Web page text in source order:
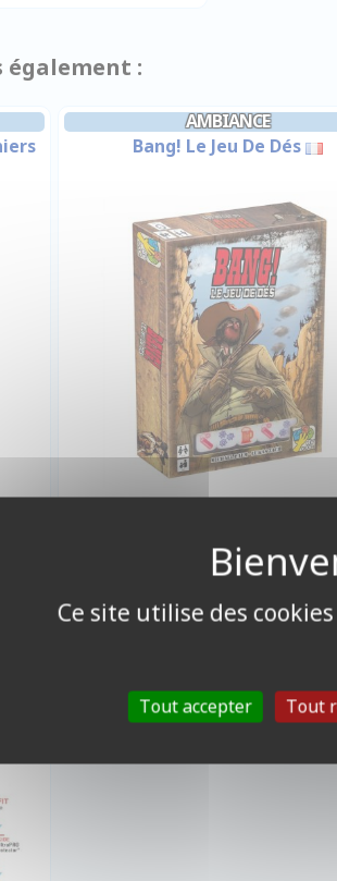
également :
AMBIANCE
Bang! Le Jeu De Dés
15,90 €
-
Ce site utilise des
Tout accepter Tout